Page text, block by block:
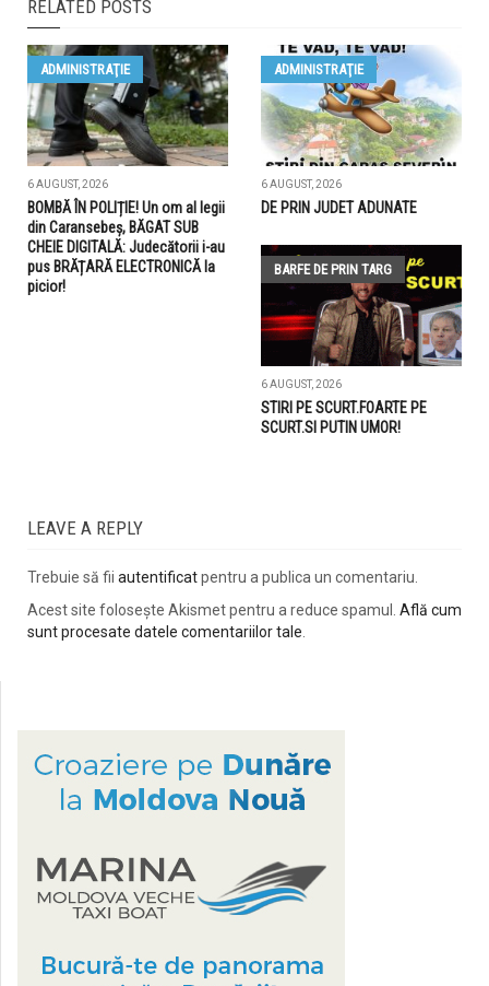
RELATED POSTS
ADMINISTRAŢIE
6 AUGUST, 2026
BOMBĂ ÎN POLIȚIE! Un om al legii
din Caransebeș, BĂGAT SUB
CHEIE DIGITALĂ: Judecătorii i-au
pus BRĂȚARĂ ELECTRONICĂ la
picior!
ADMINISTRAŢIE
6 AUGUST, 2026
DE PRIN JUDET ADUNATE
BARFE DE PRIN TARG
6 AUGUST, 2026
STIRI PE SCURT.FOARTE PE
SCURT.SI PUTIN UMOR!
LEAVE A REPLY
Trebuie să fii autentificatpentru a publica un comentariu.
Acest site folosește Akismet pentru a reduce spamul. Află cum
sunt procesate datele comentariilor tale